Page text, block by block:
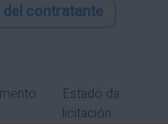
del contratante
Estado da
licitación